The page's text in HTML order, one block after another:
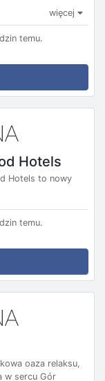
więcej
temu.
Hotels
Hotels to nowy
temu.
oaza relaksu,
w sercu Gór